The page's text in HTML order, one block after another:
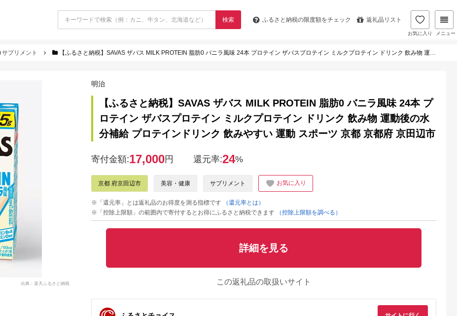
検索 ふるさと納税の限度額をチェック 返礼品リスト
お気に入り メニュー
サプリメント 【ふるさと納税】SAVAS ザバス MILK PROTEIN 脂肪0 バニラ風味 24本 プロテイン ザバスプロテイン ミルクプロテイン ドリンク 飲み物 運動後の水分補給 プロテインドリンク 飲みやすい 運動 スポーツ 京都 京都府 京田辺市
出典：楽天ふるさと納税
明治
【ふるさと納税】SAVAS ザバス MILK PROTEIN 脂肪0 バニラ風味 24本 プ
ロテイン ザバスプロテイン ミルクプロテイン ドリンク 飲み物 運動後の水
分補給 プロテインドリンク 飲みやすい 運動 スポーツ 京都 京都府 京田辺市
寄付金額:17,000円 還元率:24%
京都 府京田辺市 美容・健康 サプリメント お気に入り
※「還元率」とは返礼品のお得度を測る指標です
（還元率とは）
※「控除上限額」の範囲内で寄付するとお得にふるさと納税できます
（控除上限額を調べる）
詳細を見る
この返礼品の取扱いサイト